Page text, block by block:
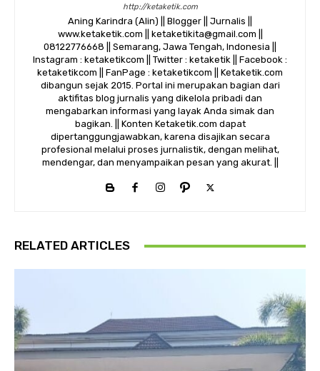
http://ketaketik.com
Aning Karindra (Alin) || Blogger || Jurnalis ||
www.ketaketik.com || ketaketikita@gmail.com ||
08122776668 || Semarang, Jawa Tengah, Indonesia ||
Instagram : ketaketikcom || Twitter : ketaketik || Facebook :
ketaketikcom || FanPage : ketaketikcom || Ketaketik.com
dibangun sejak 2015. Portal ini merupakan bagian dari
aktifitas blog jurnalis yang dikelola pribadi dan
mengabarkan informasi yang layak Anda simak dan
bagikan. || Konten Ketaketik.com dapat
dipertanggungjawabkan, karena disajikan secara
profesional melalui proses jurnalistik, dengan melihat,
mendengar, dan menyampaikan pesan yang akurat. ||
RELATED ARTICLES